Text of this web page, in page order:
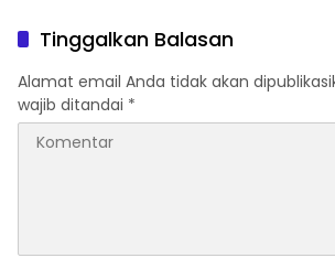
Pedagang di Stasiun
Tigaraksa
Tinggalkan Balasan
Alamat email Anda tidak akan
wajib ditandai *